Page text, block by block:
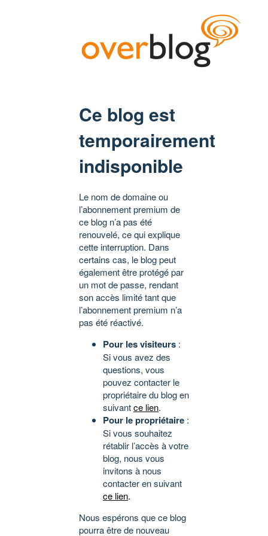
Ce blog est
temporairement
indisponible
Le nom de domaine ou
l’abonnement premium de
ce blog n’a pas été
renouvelé, ce qui explique
cette interruption. Dans
certains cas, le blog peut
également être protégé par
un mot de passe, rendant
son accès limité tant que
l’abonnement premium n’a
pas été réactivé.
Pour les visiteurs :
Si vous avez des
questions, vous
pouvez contacter le
propriétaire du blog en
suivantce lien.
Pour le propriétaire :
Si vous souhaitez
rétablir l’accès à votre
blog, nous vous
invitons à nous
contacter en suivant
ce lien.
Nous espérons que ce blog
pourra être de nouveau